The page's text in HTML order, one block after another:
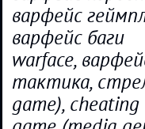
варфейс
варфейс баги
warface,
тактика,
game),